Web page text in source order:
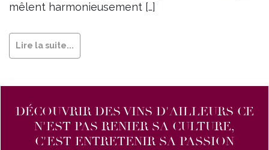
mêlent harmonieusement […]
Lire la suite...
DÉCOUVRIR DES VINS D'AILLEURS CE
N'EST PAS RENIER SA CULTURE,
C'EST ENTRETENIR SA PASSION